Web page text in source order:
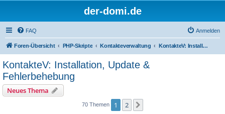
der-domi.de
FAQ Anmelden
Foren-Übersicht PHP-Skripte Kontakteverwaltung KontakteV: Installation, Update & Fehlerbehebung
KontakteV: Installation, Update &
Fehlerbehebung
Neues Thema
70 Themen 1 2